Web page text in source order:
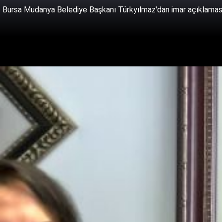
Bursa Mudanya Belediye Başkanı Türkyılmaz'dan imar